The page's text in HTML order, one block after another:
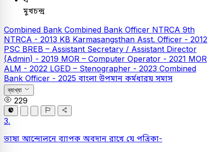
মুখচন্দ্র
Combined Bank Combined Bank Officer NTRCA 9th
NTRCA - 2013 KB Karmasangsthan Asst. Officer - 2012
PSC BREB – Assistant Secretary / Assistant Director
(Admin) - 2019 MOR – Computer Operator - 2021 MOR
ALM - 2022 LGED – Stenographer - 2023 Combined
Bank Officer - 2025 বাংলাউপমান কর্মধারয় সমাস
ব্যাখ্যা
229
3.
ভাষা আন্দোলনে ব্যাপক অবদান রাখে যে পত্রিকা-